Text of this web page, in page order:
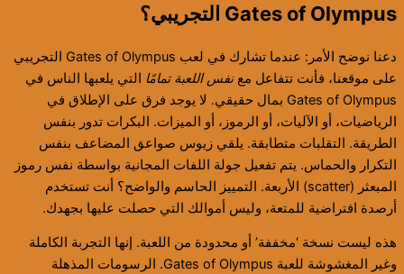
Gates of Olympus التجريبي؟
دعنا نوضح الأمر: عندما تشارك في لعب Gates of Olympus التجريبي
على موقعنا، فأنت تتفاعل معنفس اللعبة تمامًا التي يلعبها الناس في
Gates of Olympus بمال حقيقي. لا يوجد فرق على الإطلاق في
الرياضيات، أو الآليات، أو الرموز، أو الميزات. البكرات تدور بنفس
الطريقة. التقلبات متطابقة. يلقي زيوس صواعق المضاعف بنفس
التكرار والحماس. يتم تفعيل جولة اللفات المجانية بواسطة نفس رموز
المبعثر (scatter) الأربعة. التمييز الحاسم والواضح؟ أنت تستخدم
أرصدة افتراضية للمتعة، وليس أموالك التي حصلت عليها بجهدك.
هذه ليست نسخة ‘مخففة’ أو محدودة من اللعبة. إنها التجربة الكاملة
وغير المغشوشة للعبة Gates of Olympus. الرسومات المذهلة